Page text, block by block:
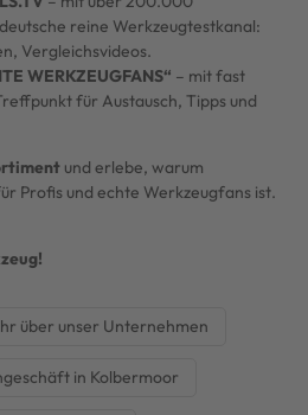
reine Werkzeugtestkanal:
Vergleichsvideos.
WERKZEUGFANS“ – mit fast
für Austausch, Tipps und
und erlebe, warum
Profis und echte Werkzeugfans ist.
über unser Unternehmen
in Kolbermoor